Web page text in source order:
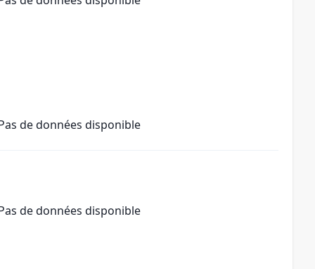
de données disponible
de données disponible